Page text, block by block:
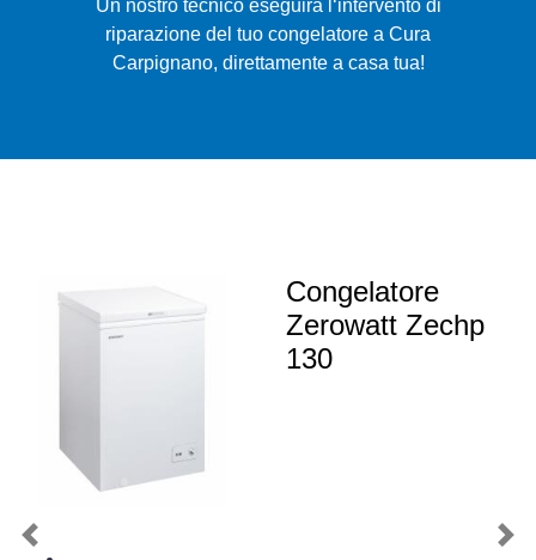
Un nostro tecnico eseguirà l‘intervento di
riparazione del tuo congelatore a Cura
Carpignano, direttamente a casa tua!
Congelatore
Zerowatt Zechp
130
Previous